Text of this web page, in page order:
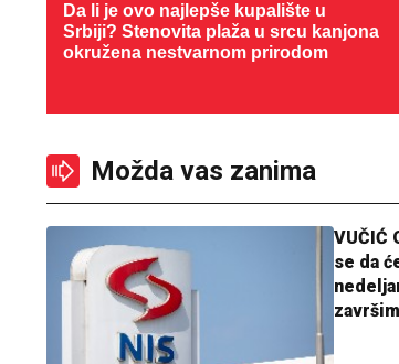
Da li je ovo najlepše kupalište u
Srbiji? Stenovita plaža u srcu kanjona
okružena nestvarnom prirodom
Možda vas zanima
VUČIĆ
se da